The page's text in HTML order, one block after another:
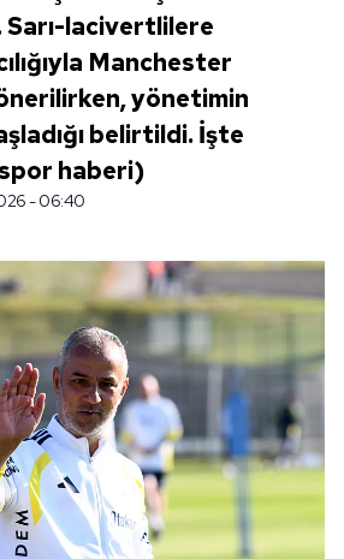
Sarı-lacivertlilere
Manchester
yönetimin
belirtildi. İşte
haberi)
- 06:40